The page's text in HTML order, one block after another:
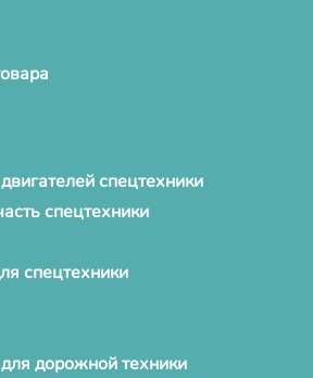
спецтехники
спецтехники
спецтехники
дорожной техники